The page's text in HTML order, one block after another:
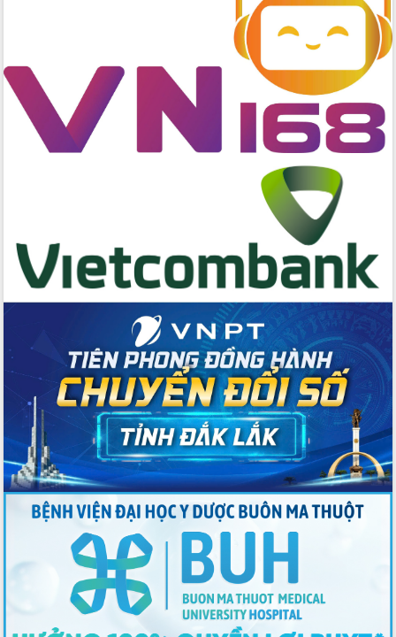
Phó Bí thư Tỉnh ủy Đắk Lắk Đỗ Hữu
Huy giữ chức Bí thư Đảng ủy Ủy Ban
Nhân dân tỉnh
Bệnh án điện tử thúc đẩy chuyển đổi
số y tế tại Đắk Lắk
Chương trình “Gặp gỡ hữu nghị –
Friendship Meeting New Year 2026”
Bầu cử Quốc hội và HĐND: Cử tri Đắk
Lắk gửi gắm niềm tin, kỳ vọng vào lá
Đắk Lắk sẵn sàng các điều kiện cho
Ngày hội bầu cử đại biểu Quốc hội
khóa XVI và HĐND các cấp nhiệm kỳ
2026-2031
Đảm bảo cuộc bầu cử đại biểu Quốc
hội và đại biểu HĐND các cấp diễn ra
an toàn, hiệu quả, đúng quy định
Thủ tướng Chính phủ Phạm Minh Chính
kiểm tra, chỉ đạo hoàn thành các dự
án cao tốc và thăm khu tái định cư tại
Sôi nổi Hội đua ngựa truyền thống Gò
Thì Thùng mừng Xuân Bính Ngọ 2026
Lãnh đạo tỉnh dâng hương tưởng niệm
tại Đập Đồng Cam đầu Xuân Bính Ngọ
Ngành nông nghiệp phấn đấu tăng